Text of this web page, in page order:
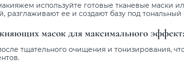
используйте готовые тканевые маски
разглаживают ее и создают базу под тональный
масок для максимального
тщательного очищения и тонизирования,